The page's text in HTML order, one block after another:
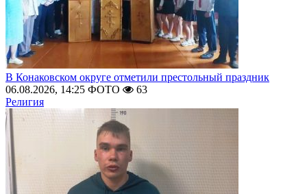
В Конаковском округе отметили престольный праздник
06.08.2026, 14:25 ФОТО
63
Религия